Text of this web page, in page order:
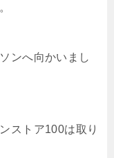
ンへ向かいまし
ストア100は取り